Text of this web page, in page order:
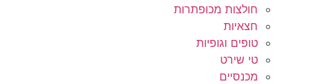
חולצות מכופתרות
חצאיות
טופים וגופיות
טי שירט
מכנסיים